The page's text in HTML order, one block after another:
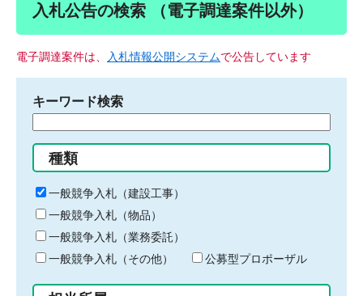
入札公告の検索 （電子調達案件以外）
電子調達案件は、 入札情報公開システムで公告しています
キーワード検索
る
キ
ー
ワ
ー
ド
入
種類
一般競争入札（建設工事）
一般競争入札（物品）
一般競争入札（業務委託）
一般競争入札（その他）
公募型プロポーザル